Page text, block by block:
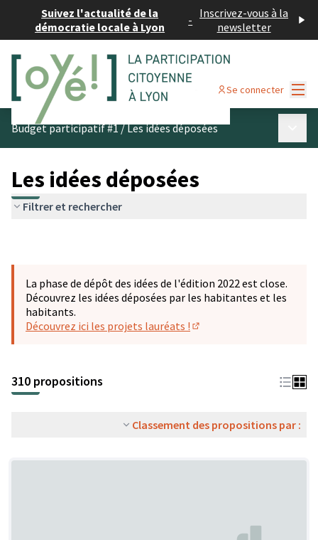
Suivez l'actualité de la
démocratie locale à Lyon
- Inscrivez-vous à la
newsletter
Se connecter
Budget participatif #1/Les idées déposées
Les idées déposées
Filtrer et rechercher
La phase de dépôt des idées de l'édition 2022 est close.
Découvrez les idées déposées par les habitantes et les
habitants.
Découvrez ici les projets lauréats !
310 propositions
Classement des propositions par :